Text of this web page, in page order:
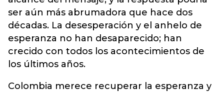
ser aún más abrumadora que hace dos
décadas. La desesperación y el anhelo de
esperanza no han desaparecido; han
crecido con todos los acontecimientos de
los últimos años.
Colombia merece recuperar la esperanza y